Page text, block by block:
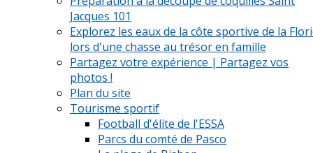
Jacques 101
Explorez les eaux de la côte sportive de la
lors d'une chasse au trésor en famille
Partagez votre expérience | Partagez vos
photos !
Plan du site
Tourisme sportif
Football d'élite de l'ESSA
Parcs du comté de Pasco